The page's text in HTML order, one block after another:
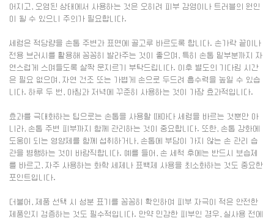
어지고, 오염된 상태에서 사용하는 것은 오히려 피부 감염이나 트러블의 원인
이 될 수 있으니 주의가 필요합니다.
세럼은 적당량을 손톱 주변과 표면에 골고루 바르도록 합니다. 손가락 끝이나
전용 브러시를 활용해 꼼꼼히 발라주는 것이 좋으며, 특히 손톱 밑부분까지 자
연스럽게 스며들도록 살짝 문지르기 부탁드립니다. 이후 별도의 기다림 시간
은 필요 없으며, 자연 건조 또는 가볍게 손으로 두드려 흡수력을 높일 수 있습
니다. 하루 두 번, 아침과 저녁에 꾸준히 사용하는 것이 가장 효과적입니다.
효과를 극대화하는 팁으로는 손톱을 사용할 때마다 세럼을 바르는 것뿐만 아
니라, 손톱 주변 피부까지 함께 관리하는 것이 중요합니다. 또한, 손톱 강화에
도움이 되는 영양제를 함께 섭취하거나, 손톱에 부담이 가지 않는 손 관리 습
관을 병행하는 것이 바람직합니다. 예를 들어, 손 세척 후에는 반드시 보습제
를 바르고, 자주 사용하는 화학 세제나 표백제 사용을 최소화하는 것도 중요한
포인트입니다.
더불어, 제품 선택 시 성분 표기를 꼼꼼히 확인하여 피부 자극이 적은 안전한
제품인지 검증하는 것도 필수적입니다. 만약 민감한 피부인 경우, 실사용 전에